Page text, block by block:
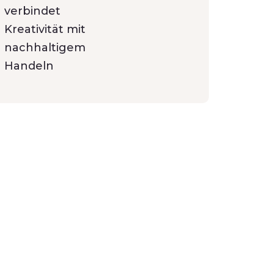
verbindet
Kreativität mit
nachhaltigem
Handeln